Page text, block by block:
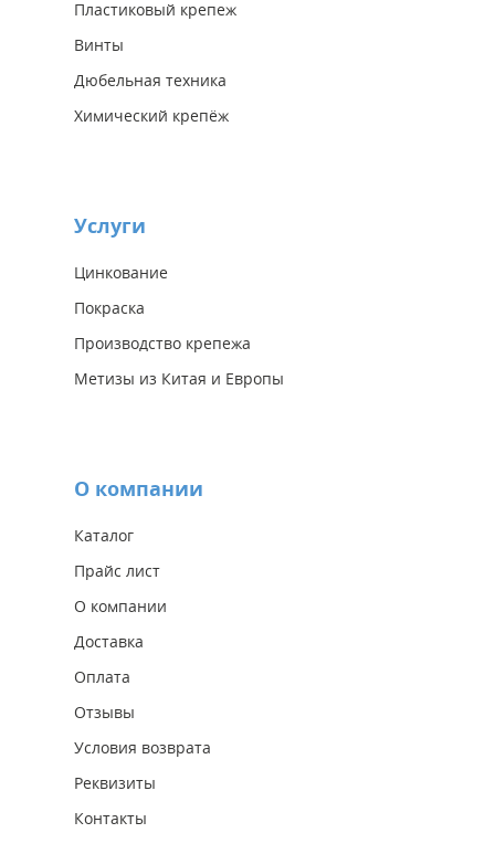
Пластиковый крепеж
Винты
Дюбельная техника
Химический крепёж
Услуги
Цинкование
Покраска
Производство крепежа
Метизы из Китая и Европы
О компании
Каталог
Прайс лист
О компании
Доставка
Оплата
Отзывы
Условия возврата
Реквизиты
Контакты